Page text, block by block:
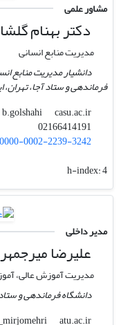
مشاور علمی
دکتر بهنام
مدیریت منابع انسانی
دانشیار مدیریت منابع
فرماندهی و ستاد آجا، تهران،
b.golshahi
casu.ac.ir
0000-0002-2239-3242
h-index:4
مدیر داخلی
علیرضا
مدیریت آموزش عالی،
دانشگاه فرماندهی و
alireza_mirjomehri
atu.ac.ir